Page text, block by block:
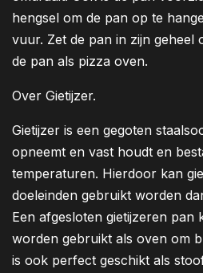
hengsel om de pan op te
vuur. Zet de pan in zijn geheel
de pan als pizza oven.
Over Gietijzer.
Gietijzer is een gegoten
opneemt en vast houdt en
temperaturen. Hierdoor kan
doeleinden gebruikt worden
Een afgesloten gietijzeren pan
worden gebruikt als oven om
is ook perfect geschikt als